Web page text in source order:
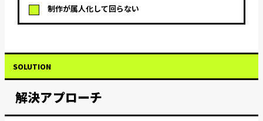
制作が属人化して回らない
SOLUTION
解決アプローチ